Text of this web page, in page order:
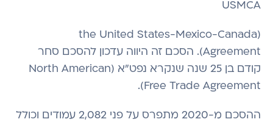
USMCA
(the United States-Mexico-Canada
Agreement). הסכם זה היווה עדכון להסכם סחר
קודם בן 25 שנה שנקרא נפט"א (North American
Free Trade Agreement).
ההסכם מ-2020 מתפרס על פני 2,082 עמודים וכולל